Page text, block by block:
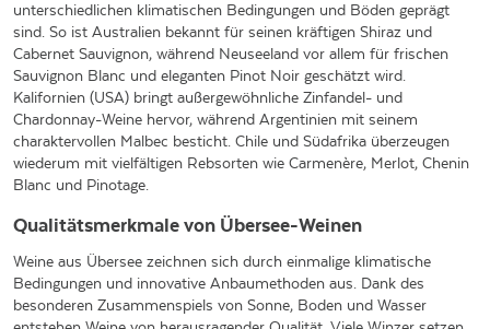
unterschiedlichen klimatischen Bedingungen und Böden geprägt
sind. So ist Australien bekannt für seinen kräftigen Shiraz und
Cabernet Sauvignon, während Neuseeland vor allem für frischen
Sauvignon Blanc und eleganten Pinot Noir geschätzt wird.
Kalifornien (USA) bringt außergewöhnliche Zinfandel- und
Chardonnay-Weine hervor, während Argentinien mit seinem
charaktervollen Malbec besticht. Chile und Südafrika überzeugen
wiederum mit vielfältigen Rebsorten wie Carmenère, Merlot, Chenin
Blanc und Pinotage.
Qualitätsmerkmale von Übersee-Weinen
Weine aus Übersee zeichnen sich durch einmalige klimatische
Bedingungen und innovative Anbaumethoden aus. Dank des
besonderen Zusammenspiels von Sonne, Boden und Wasser